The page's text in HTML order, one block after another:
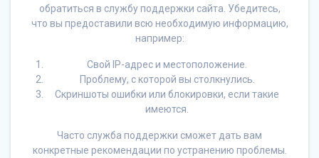
обратиться в службу поддержки сайта. Убедитесь,
что вы предоставили всю необходимую информацию,
например:
Свой IP-адрес и местоположение.
Проблему, с которой вы столкнулись.
Скриншоты ошибки или блокировки, если такие
имеются.
Часто служба поддержки сможет дать вам
конкретные рекомендации по устранению проблемы.